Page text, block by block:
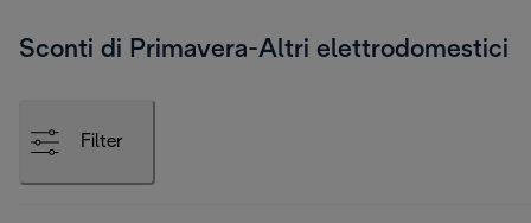
Sconti di Primavera-Altri elettrodomestici
Filter